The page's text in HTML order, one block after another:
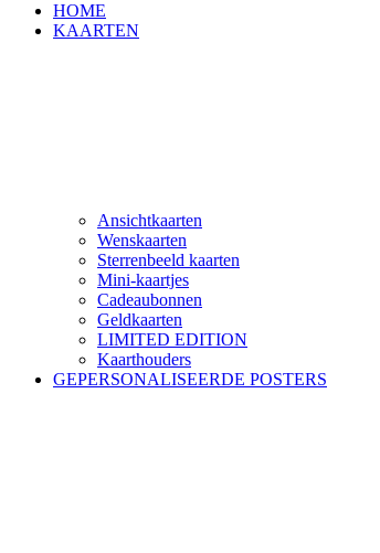
HOME
KAARTEN
Ansichtkaarten
Wenskaarten
Sterrenbeeld kaarten
Mini-kaartjes
Cadeaubonnen
Geldkaarten
LIMITED EDITION
Kaarthouders
GEPERSONALISEERDE POSTERS